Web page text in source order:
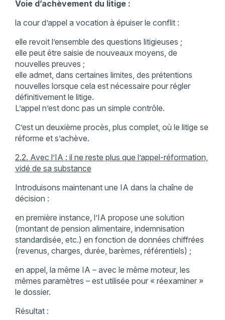
Voie d’achèvement du litige :
la cour d’appel a vocation à épuiser le conflit :
elle revoit l’ensemble des questions litigieuses ;
elle peut être saisie de nouveaux moyens, de
nouvelles preuves ;
elle admet, dans certaines limites, des prétentions
nouvelles lorsque cela est nécessaire pour régler
définitivement le litige.
L’appel n’est donc pas un simple contrôle.
C’est un deuxième procès, plus complet, où le litige se
réforme et s’achève.
2.2. Avec l’IA : il ne reste plus que l’appel-réformation,
vidé de sa substance
Introduisons maintenant une IA dans la chaîne de
décision :
en première instance, l’IA propose une solution
(montant de pension alimentaire, indemnisation
standardisée, etc.) en fonction de données chiffrées
(revenus, charges, durée, barèmes, référentiels) ;
en appel, la même IA – avec le même moteur, les
mêmes paramètres – est utilisée pour « réexaminer »
le dossier.
Résultat :